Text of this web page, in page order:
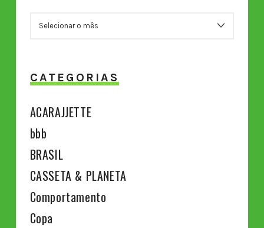
CATEGORIAS
ACARAJJETTE
bbb
BRASIL
CASSETA & PLANETA
Comportamento
Copa